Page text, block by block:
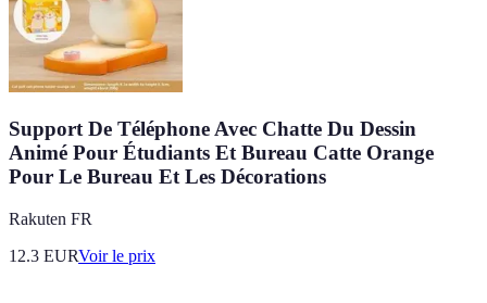
Support De Téléphone Avec Chatte Du Dessin
Animé Pour Étudiants Et Bureau Catte Orange
Pour Le Bureau Et Les Décorations
Rakuten FR
12.3 EURVoir le prix